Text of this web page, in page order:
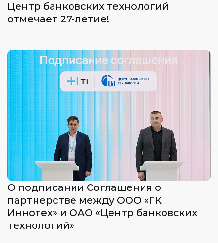
Центр банковских технологий
отмечает 27-летие!
О подписании Соглашения о
партнерстве между ООО «ГК
Иннотех» и ОАО «Центр банковских
технологий»